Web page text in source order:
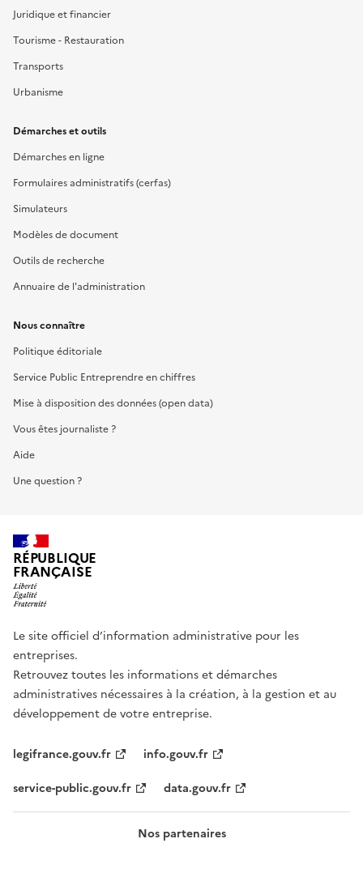
Juridique et financier
Tourisme - Restauration
Transports
Urbanisme
Démarches et outils
Démarches en ligne
Formulaires administratifs (cerfas)
Simulateurs
Modèles de document
Outils de recherche
Annuaire de l'administration
Nous connaître
Politique éditoriale
Service Public Entreprendre en chiffres
Mise à disposition des données (open data)
Vous êtes journaliste ?
Aide
Une question ?
RÉPUBLIQUE
FRANÇAISE
Le site officiel d’information administrative pour les
entreprises.
Retrouvez toutes les informations et démarches
administratives nécessaires à la création, à la gestion et au
développement de votre entreprise.
legifrance.gouv.fr
info.gouv.fr
service-public.gouv.fr
data.gouv.fr
Nos partenaires